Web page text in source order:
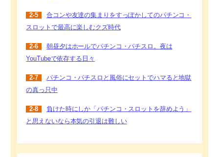
2-5
合コンや友達の集まりをすっぽかしてのパチンコ・
スロットで最高に楽しむクズ時代
2-6
朝昼夕はホールでパチンコ・パチスロ。夜は
YouTubeで依存する日々
2-7
パチンコ・パチスロと風俗にセットでハマると地獄
の真っ只中
2-8
負けた時にしか「パチンコ・スロットを辞めよう」
と思えないなら本気の引退は難しい